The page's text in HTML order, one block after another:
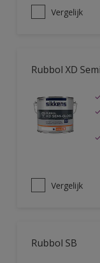
Vergelijk
Rubbol XD
Vergelijk
Rubbol SB